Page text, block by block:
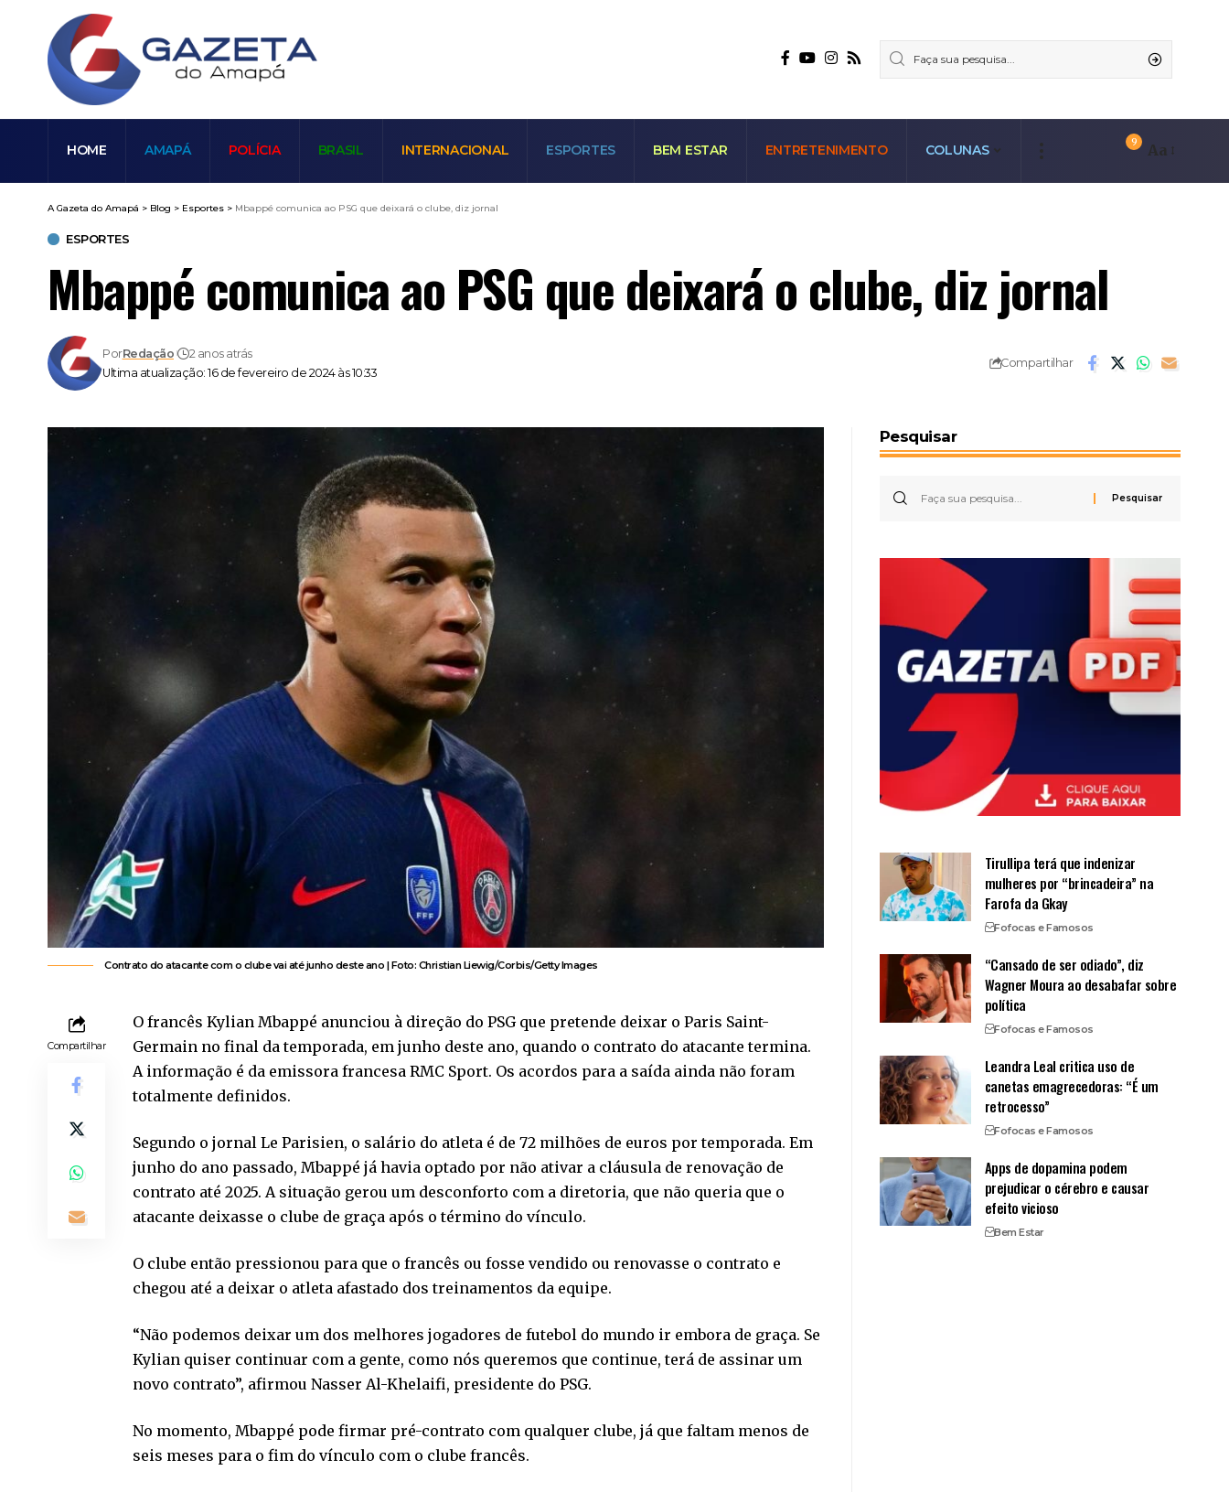
HOME AMAPÁ POLÍCIA BRASIL INTERNACIONAL ESPORTES BEM ESTAR ENTRETENIMENTO COLUNAS
9 Aa
A Gazeta do Amapá > Blog > Esportes > Mbappé comunica ao PSG que deixará o clube, diz jornal
ESPORTES
Mbappé comunica ao PSG que deixará o clube, diz jornal
Ultima atualização: 16 de fevereiro de 2024 às 10:33
PorRedação 2 anos atrás
Compartilhar
Contrato do atacante com o clube vai até junho deste ano | Foto: Christian Liewig/Corbis/Getty Images
Compartilhar
O francês Kylian Mbappé anunciou à direção do PSG que pretende deixar o Paris Saint-
Germain no final da temporada, em junho deste ano, quando o contrato do atacante termina.
A informação é da emissora francesa RMC Sport. Os acordos para a saída ainda não foram
totalmente definidos.
Segundo o jornal Le Parisien, o salário do atleta é de 72 milhões de euros por temporada. Em
junho do ano passado, Mbappé já havia optado por não ativar a cláusula de renovação de
contrato até 2025. A situação gerou um desconforto com a diretoria, que não queria que o
atacante deixasse o clube de graça após o término do vínculo.
O clube então pressionou para que o francês ou fosse vendido ou renovasse o contrato e
chegou até a deixar o atleta afastado dos treinamentos da equipe.
“Não podemos deixar um dos melhores jogadores de futebol do mundo ir embora de graça. Se
Kylian quiser continuar com a gente, como nós queremos que continue, terá de assinar um
novo contrato”, afirmou Nasser Al-Khelaifi, presidente do PSG.
No momento, Mbappé pode firmar pré-contrato com qualquer clube, já que faltam menos de
seis meses para o fim do vínculo com o clube francês.
Pesquisar
Tirullipa terá que indenizar
mulheres por “brincadeira” na
Farofa da Gkay
Fofocas e Famosos
“Cansado de ser odiado”, diz
Wagner Moura ao desabafar sobre
política
Fofocas e Famosos
Leandra Leal critica uso de
canetas emagrecedoras: “É um
retrocesso”
Fofocas e Famosos
Apps de dopamina podem
prejudicar o cérebro e causar
efeito vicioso
Bem Estar